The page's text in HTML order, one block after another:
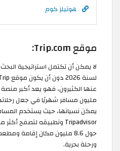
هوتيلز كوم
موقع Trip.com:
لا يمكن أن تكتمل استراتيجية
مليون مسافر شهريًا في جعل
يمكن نسيانها، حيث يستخدم
حول 8.6 مليون مكان إقامة
ورحلة بحرية.